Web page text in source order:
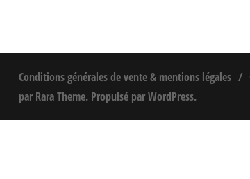
Conditions générales de vente & mentions légales
par Rara Theme. Propulsé parWordPress.